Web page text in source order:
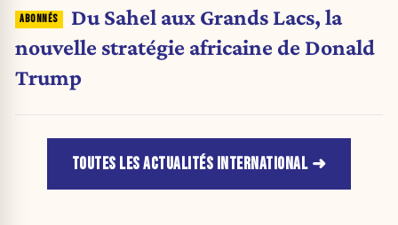
Du Sahel aux Grands Lacs, la
nouvelle stratégie africaine de Donald
Trump
TOUTES LES ACTUALITÉS INTERNATIONAL